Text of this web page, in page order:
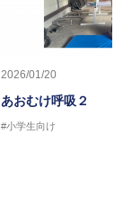
2026/01/20
あおむけ呼吸２
#小学生向け